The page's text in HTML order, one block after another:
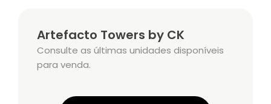
Artefacto Towers by CK
Consulte as últimas unidades disponíveis
para venda.